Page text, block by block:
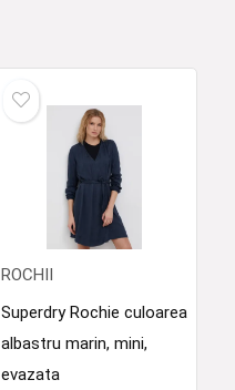
ROCHII
Superdry Rochie culoarea
albastru marin, mini,
evazata